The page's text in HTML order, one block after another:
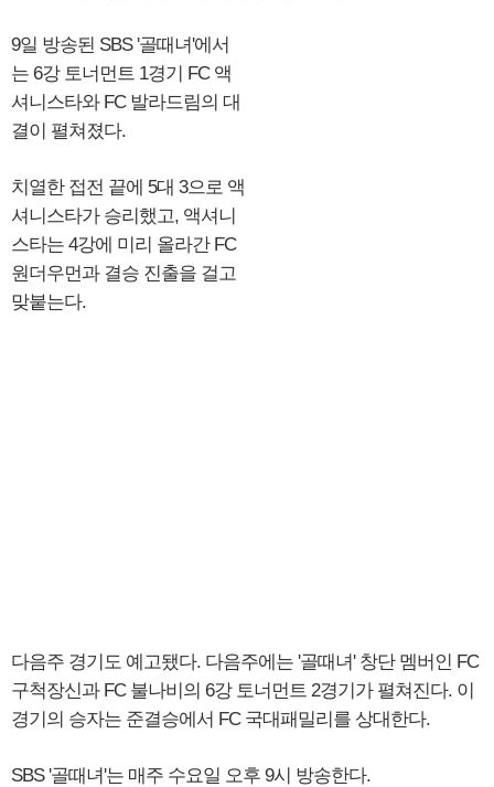
9일 방송된 SBS '골때녀'에서
는 6강 토너먼트 1경기 FC 액
셔니스타와 FC 발라드림의 대
결이 펼쳐졌다.
치열한 접전 끝에 5대 3으로 액
셔니스타가 승리했고, 액셔니
스타는 4강에 미리 올라간 FC
원더우먼과 결승 진출을 걸고
맞붙는다.
다음주 경기도 예고됐다. 다음주에는 '골때녀' 창단 멤버인 FC
구척장신과 FC 불나비의 6강 토너먼트 2경기가 펼쳐진다. 이
경기의 승자는 준결승에서 FC 국대패밀리를 상대한다.
SBS '골때녀'는 매주 수요일 오후 9시 방송한다.